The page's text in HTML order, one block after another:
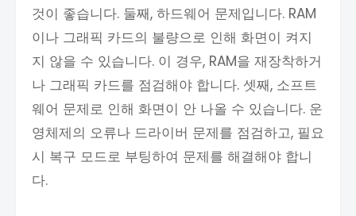
것이 좋습니다. 둘째, 하드웨어 문제입니다. RAM
이나 그래픽 카드의 불량으로 인해 화면이 켜지
지 않을 수 있습니다. 이 경우, RAM을 재장착하거
나 그래픽 카드를 점검해야 합니다. 셋째, 소프트
웨어 문제로 인해 화면이 안 나올 수 있습니다. 운
영체제의 오류나 드라이버 문제를 점검하고, 필요
시 복구 모드로 부팅하여 문제를 해결해야 합니
다.